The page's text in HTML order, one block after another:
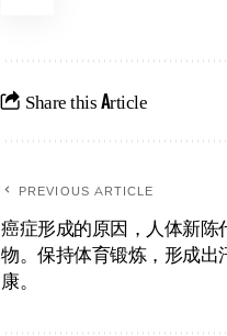
Share this Article
PREVIOUS ARTICLE
癌症形成的原因，人体新
物。保持体育锻炼，形成
康。